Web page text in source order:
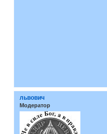
львович
Модератор